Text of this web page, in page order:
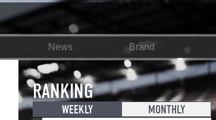
News Brand
RANKING
WEEKLY MONTHLY